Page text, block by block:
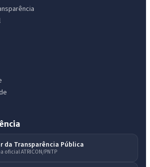
da Transparência Pública
oficial ATRICON/PNTP
serviços, notícias, legislação, Diário Oficial,
ou transparência do município.